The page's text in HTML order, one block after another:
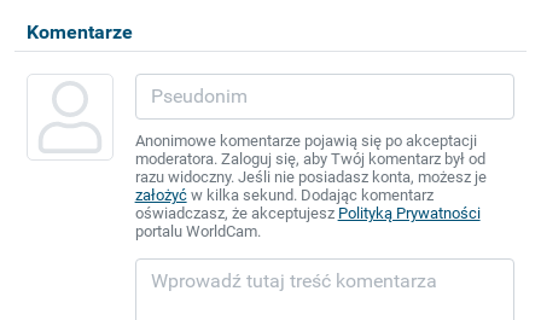
Komentarze
Anonimowe komentarze pojawią się po akceptacji
moderatora. Zaloguj się, aby Twój komentarz był od
razu widoczny. Jeśli nie posiadasz konta, możesz je
założyćw kilka sekund. Dodając komentarz
oświadczasz, że akceptujesz Polityką Prywatności
portalu WorldCam.